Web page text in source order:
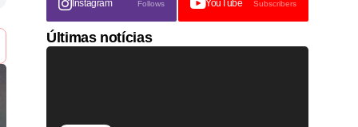
Instagram Follows YouTube Subscribers
Últimas notícias